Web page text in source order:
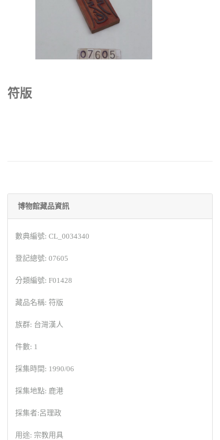
符版
博物館藏品資訊
數典編號: CL_0034340
登記總號: 07605
分類編號: F01428
藏品名稱: 符版
族群: 台灣漢人
件數: 1
採集時間: 1990/06
採集地點: 鹿港
採集者:呂理政
用途: 宗教用具